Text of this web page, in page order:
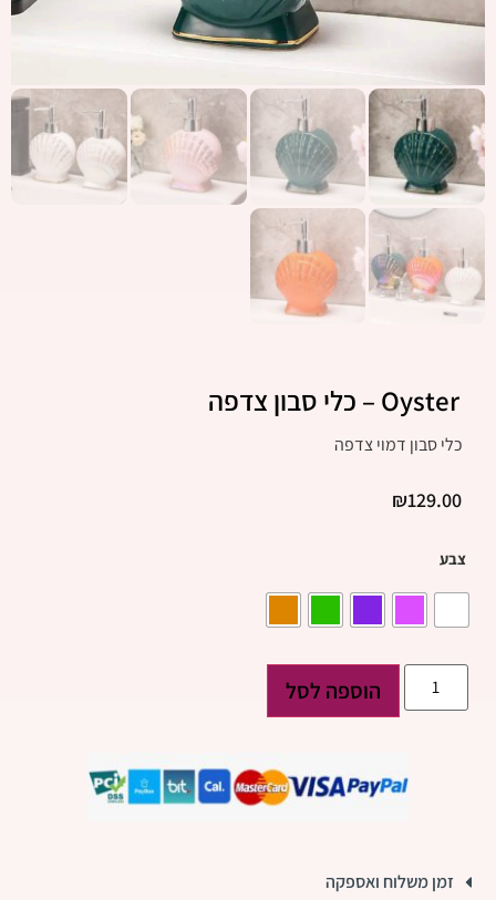
Oyster – כלי סבון צדפה
כלי סבון דמוי צדפה
₪129.00
צבע
הוספה לסל
זמן משלוח ואספקה